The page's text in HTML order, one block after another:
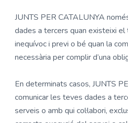
JUNTS PER CATALUNYA
dades a tercers quan existeixi
inequívoc i previ o bé quan la
necessària per complir d’una
En determinats casos, JUNTS
comunicar les teves dades a
serveis o amb qui col·labori,